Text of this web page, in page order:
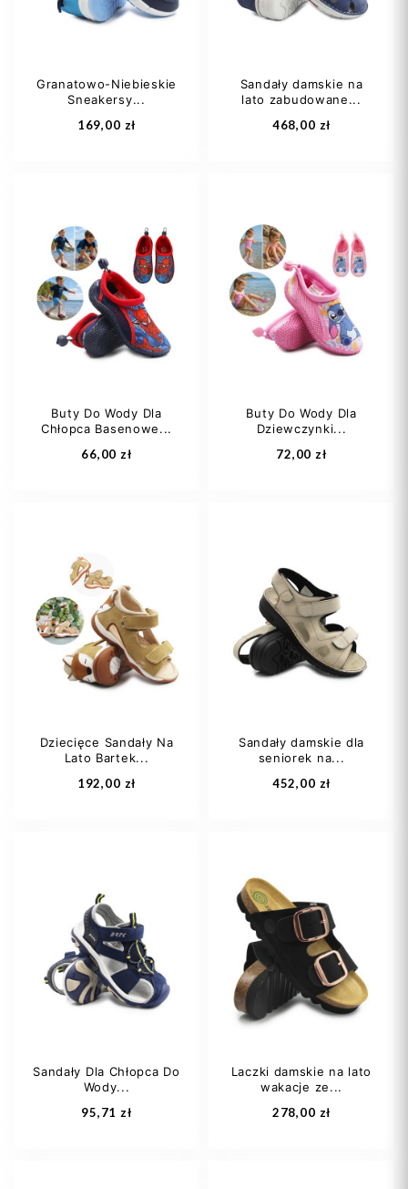
Dodaj do koszyka Dodaj do koszyka
Granatowo-Niebieskie
Sneakersy...
169,00 zł
25 26
27
28
29
Dodaj do koszyka
Sandały damskie na
lato zabudowane...
468,00 zł
37 37,5
38
38 2/3
39,5
+1
Dodaj do koszyka
Buty Do Wody Dla
Chłopca Basenowe...
66,00 zł
25 26
27
28
29 +4
Dodaj do koszyka
Buty Do Wody Dla
Dziewczynki...
72,00 zł
28
30
31
Dodaj do koszyka
Dziecięce Sandały Na
Lato Bartek...
192,00 zł
23
26
Dodaj do koszyka
Sandały damskie dla
seniorek na...
452,00 zł
36 1/3
37
38
38 2/3
+3
Dodaj do koszyka
Sandały Dla Chłopca Do
Wody...
95,71 zł
Laczki damskie na lato
wakacje ze...
278,00 zł